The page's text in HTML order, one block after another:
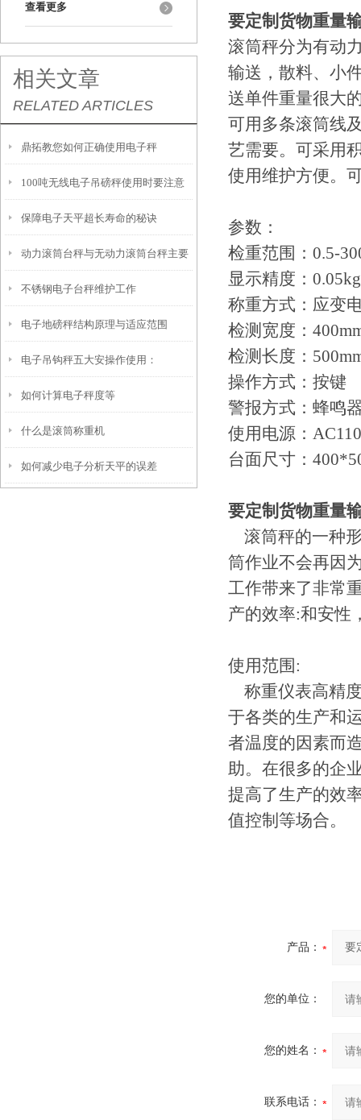
查看更多
相关文章
RELATED ARTICLES
鼎拓教您如何正确使用电子秤
100吨无线电子吊磅秤使用时要注意
什么？
保障电子天平超长寿命的秘诀
动力滚筒台秤与无动力滚筒台秤主要
区别
不锈钢电子台秤维护工作
电子地磅秤结构原理与适应范围
电子吊钩秤五大安操作使用：
如何计算电子秤度等
什么是滚筒称重机
如何减少电子分析天平的误差
要定制货物重量
滚筒秤分为有动
输送，散料、小
送单件重量很大
可用多条滚筒线
艺需要。可采用
使用维护方便。
参数：
检重范围： 0.5-
显示精度： 0.05kg
称重方式：应变
检测宽度：
检测长度：
操作方式：按键
警报方式：蜂鸣
使用电源：
台面尺寸：
要定制货物重量
滚筒秤的一种
筒作业不会再因
工作带来了非常
产的效率:和安性
使用范围:
称重仪表高精
于各类的生产和
者温度的因素而
助。在很多的企
提高了生产的效
值控制等场合。
产品：
您的单位：
您的姓名：
联系电话：